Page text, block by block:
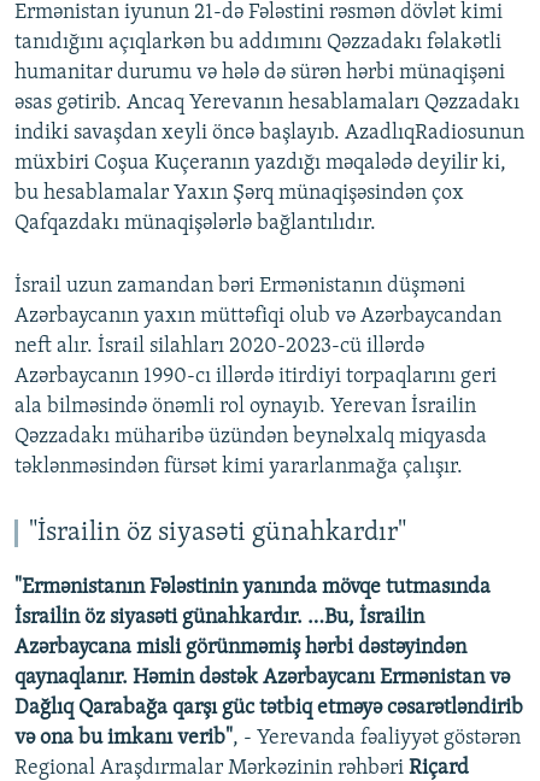
Ermənistan iyunun 21-də Fələstini rəsmən dövlət kimi
tanıdığını açıqlarkən bu addımını Qəzzadakı fəlakətli
humanitar durumu və hələ də sürən hərbi münaqişəni
əsas gətirib. Ancaq Yerevanın hesablamaları Qəzzadakı
indiki savaşdan xeyli öncə başlayıb. AzadlıqRadiosunun
müxbiri Coşua Kuçeranın yazdığı məqalədə deyilir ki,
bu hesablamalar Yaxın Şərq münaqişəsindən çox
Qafqazdakı münaqişələrlə bağlantılıdır.
İsrail uzun zamandan bəri Ermənistanın düşməni
Azərbaycanın yaxın müttəfiqi olub və Azərbaycandan
neft alır. İsrail silahları 2020-2023-cü illərdə
Azərbaycanın 1990-cı illərdə itirdiyi torpaqlarını geri
ala bilməsində önəmli rol oynayıb. Yerevan İsrailin
Qəzzadakı müharibə üzündən beynəlxalq miqyasda
təklənməsindən fürsət kimi yararlanmağa çalışır.
"İsrailin öz siyasəti günahkardır"
"Ermənistanın Fələstinin yanında mövqe tutmasında
İsrailin öz siyasəti günahkardır. …Bu, İsrailin
Azərbaycana misli görünməmiş hərbi dəstəyindən
qaynaqlanır. Həmin dəstək Azərbaycanı Ermənistan və
Dağlıq Qarabağa qarşı güc tətbiq etməyə cəsarətləndirib
və ona bu imkanı verib", - Yerevanda fəaliyyət göstərən
Regional Araşdırmalar Mərkəzinin rəhbəri Riçard